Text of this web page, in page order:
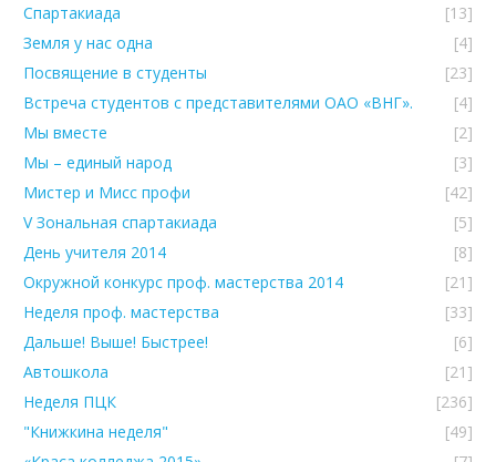
Спартакиада
[13]
Земля у нас одна
[4]
Посвящение в студенты
[23]
Встреча студентов с представителями ОАО «ВНГ».
[4]
Мы вместе
[2]
Мы – единый народ
[3]
Мистер и Мисс профи
[42]
V Зональная спартакиада
[5]
День учителя 2014
[8]
Окружной конкурс проф. мастерства 2014
[21]
Неделя проф. мастерства
[33]
Дальше! Выше! Быстрее!
[6]
Автошкола
[21]
Неделя ПЦК
[236]
"Книжкина неделя"
[49]